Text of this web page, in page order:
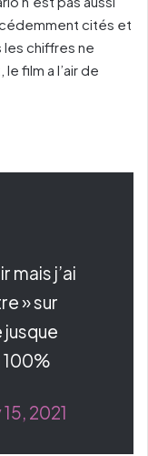
cités et
les chiffres ne
film a l’air de
mais j’ai
» sur
jusque
100%
2021